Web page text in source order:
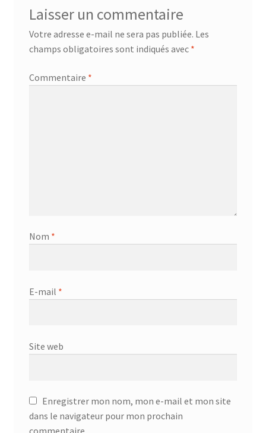
Laisser un commentaire
Votre adresse e-mail ne sera pas publiée. Les
champs obligatoires sont indiqués avec *
Commentaire *
Nom *
E-mail *
Site web
Enregistrer mon nom, mon e-mail et mon site
dans le navigateur pour mon prochain